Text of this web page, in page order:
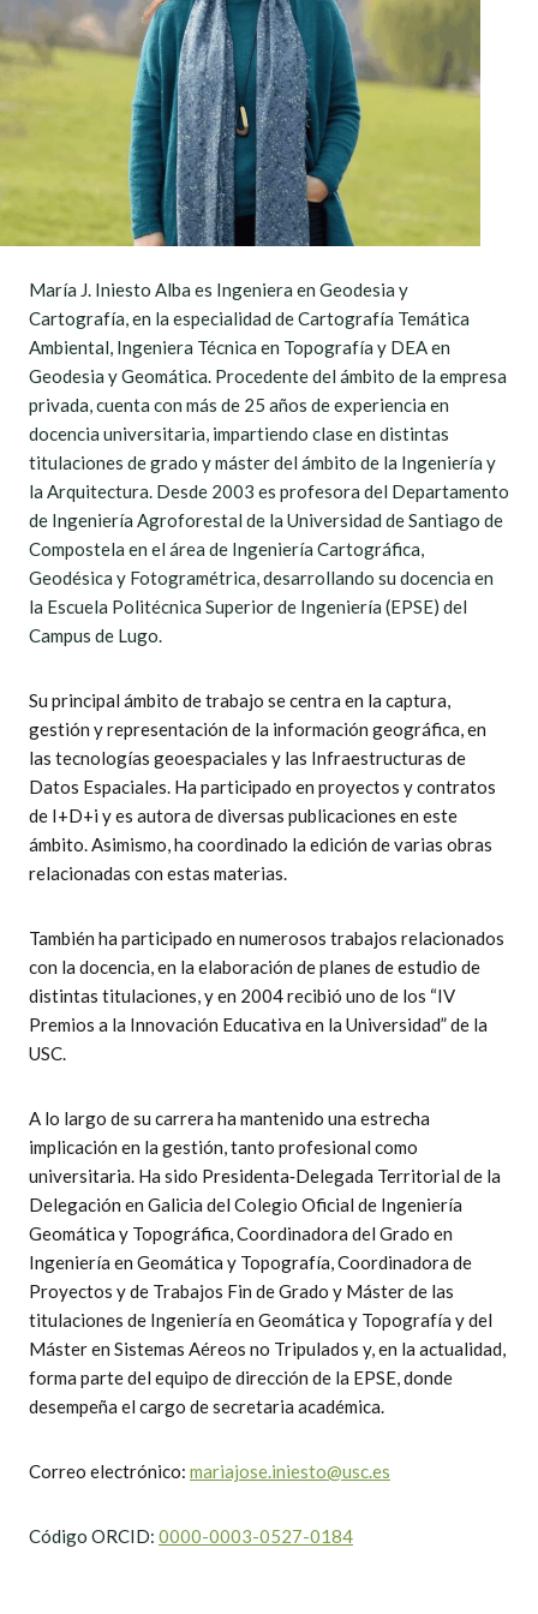
María J. Iniesto Alba es Ingeniera en Geodesia y
Cartografía, en la especialidad de Cartografía Temática
Ambiental, Ingeniera Técnica en Topografía y DEA en
Geodesia y Geomática. Procedente del ámbito de la empresa
privada, cuenta con más de 25 años de experiencia en
docencia universitaria, impartiendo clase en distintas
titulaciones de grado y máster del ámbito de la Ingeniería y
la Arquitectura. Desde 2003 es profesora del Departamento
de Ingeniería Agroforestal de la Universidad de Santiago de
Compostela en el área de Ingeniería Cartográfica,
Geodésica y Fotogramétrica, desarrollando su docencia en
la Escuela Politécnica Superior de Ingeniería (EPSE) del
Campus de Lugo.
Su principal ámbito de trabajo se centra en la captura,
gestión y representación de la información geográfica, en
las tecnologías geoespaciales y las Infraestructuras de
Datos Espaciales. Ha participado en proyectos y contratos
de I+D+i y es autora de diversas publicaciones en este
ámbito. Asimismo, ha coordinado la edición de varias obras
relacionadas con estas materias.
También ha participado en numerosos trabajos relacionados
con la docencia, en la elaboración de planes de estudio de
distintas titulaciones, y en 2004 recibió uno de los “IV
Premios a la Innovación Educativa en la Universidad” de la
USC.
A lo largo de su carrera ha mantenido una estrecha
implicación en la gestión, tanto profesional como
universitaria. Ha sido Presidenta‑Delegada Territorial de la
Delegación en Galicia del Colegio Oficial de Ingeniería
Geomática y Topográfica, Coordinadora del Grado en
Ingeniería en Geomática y Topografía, Coordinadora de
Proyectos y de Trabajos Fin de Grado y Máster de las
titulaciones de Ingeniería en Geomática y Topografía y del
Máster en Sistemas Aéreos no Tripulados y, en la actualidad,
forma parte del equipo de dirección de la EPSE, donde
desempeña el cargo de secretaria académica.
Correo electrónico: mariajose.iniesto@usc.es
Código ORCID: 0000-0003-0527-0184